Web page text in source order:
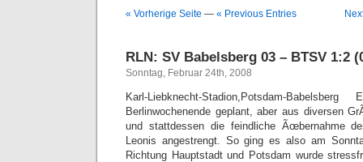
« Vorherige Seite — « Previous Entries
RLN: SV Babelsberg 03 – BTSV 1:2
Sonntag, Februar 24th, 2008
Karl-Liebknecht-Stadion,Potsdam-
Berlinwochenende geplant, aber aus diversen
und stattdessen die feindliche Ãœbernahme
Leonis angestrengt. So ging es also am
Richtung Hauptstadt und Potsdam wurde